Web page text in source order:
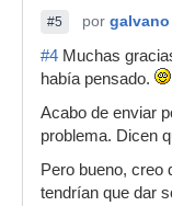
#5 por galvano
#4 Muchas
había pensado.
Acabo de enviar
problema. Dicen
Pero bueno, creo
tendrían que dar